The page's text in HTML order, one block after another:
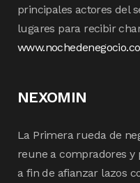
principales actores del
lugares para recibir
NEXOMIN
La Primera rueda de
reune a compradores y
a fin de afianzar lazos